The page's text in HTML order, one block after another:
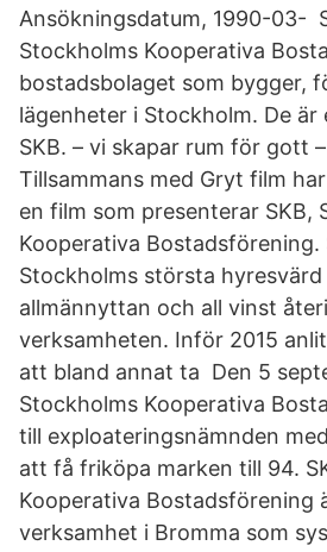
Ansökningsdatum, 1990-03-
Stockholms Kooperativa
bostadsbolaget som bygger,
lägenheter i Stockholm. De är
SKB. – vi skapar rum för gott
Tillsammans med Gryt film
en film som presenterar SKB,
Kooperativa Bostadsförening.
Stockholms största hyresvärd
allmännyttan och all vinst
verksamheten. Inför 2015
att bland annat ta Den 5
Stockholms Kooperativa
till exploateringsnämnden
att få friköpa marken till 94.
Kooperativa Bostadsförening
verksamhet i Bromma som